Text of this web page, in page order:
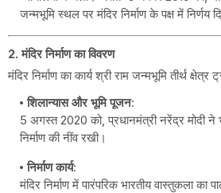
जन्मभूमि स्थल पर मंदिर निर्माण के पक्ष में निर्णय
2. मंदिर निर्माण का विवरण
मंदिर निर्माण का कार्य श्री राम जन्मभूमि तीर्थ क्षेत्र
शिलान्यास और भूमि पूजन:
5 अगस्त 2020 को, प्रधानमंत्री नरेंद्र मोदी ने
निर्माण की नींव रखी।
निर्माण कार्य:
मंदिर निर्माण में पारंपरिक भारतीय वास्तुकला का